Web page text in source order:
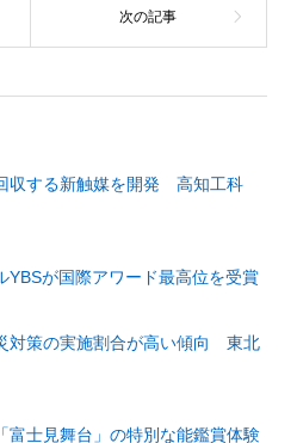
収する新触媒を開発 高知工科
YBSが国際アワード最高位を受賞
対策の実施割合が高い傾向 東北
富士見舞台」の特別な能鑑賞体験